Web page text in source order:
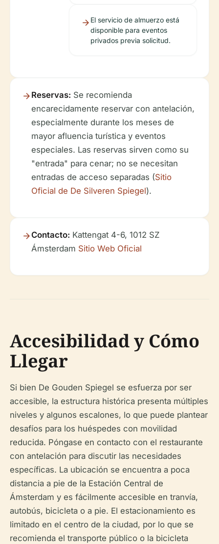
El servicio de almuerzo está
disponible para eventos
privados previa solicitud.
Reservas: Se recomienda
encarecidamente reservar con antelación,
especialmente durante los meses de
mayor afluencia turística y eventos
especiales. Las reservas sirven como su
"entrada" para cenar; no se necesitan
entradas de acceso separadas (Sitio
Oficial de De Silveren Spiegel).
Contacto: Kattengat 4-6, 1012 SZ
Ámsterdam Sitio Web Oficial
Accesibilidad y Cómo
Llegar
Si bien De Gouden Spiegel se esfuerza por ser
accesible, la estructura histórica presenta múltiples
niveles y algunos escalones, lo que puede plantear
desafíos para los huéspedes con movilidad
reducida. Póngase en contacto con el restaurante
con antelación para discutir las necesidades
específicas. La ubicación se encuentra a poca
distancia a pie de la Estación Central de
Ámsterdam y es fácilmente accesible en tranvía,
autobús, bicicleta o a pie. El estacionamiento es
limitado en el centro de la ciudad, por lo que se
recomienda el transporte público o la bicicleta